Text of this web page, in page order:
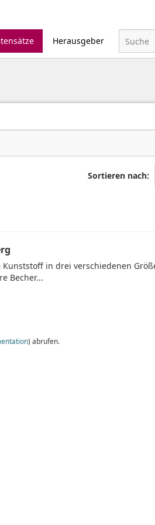
Herausgeber
Sortieren nach
in drei verschiedenen
Becher...
) abrufen.